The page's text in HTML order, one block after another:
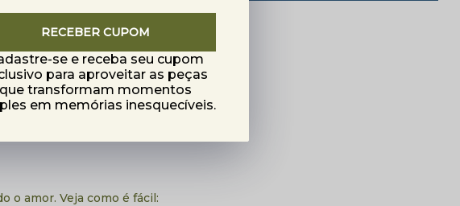
e curtir o dia a dia com conforto.
o amor. Veja como é fácil:
se e receba seu cupom
para aproveitar as peças
que transformam momentos
em memórias inesquecíveis.
RECEBER CUPOM